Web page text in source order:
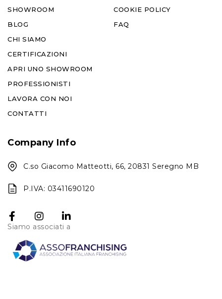
SHOWROOM
BLOG
CHI SIAMO
CERTIFICAZIONI
APRI UNO SHOWROOM
PROFESSIONISTI
LAVORA CON NOI
CONTATTI
COOKIE POLICY
FAQ
Company Info
C.so Giacomo Matteotti, 66, 20831 Seregno MB
P.IVA: 03411690120
Siamo associati a